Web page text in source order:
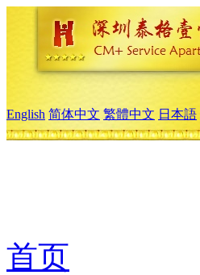
English 简体中文 繁體中文 日本語
首页